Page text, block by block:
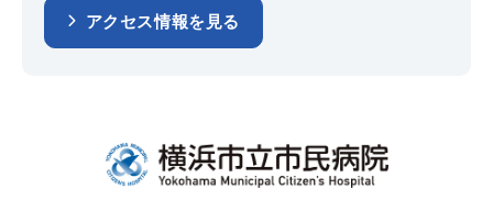
アクセス情報を見る